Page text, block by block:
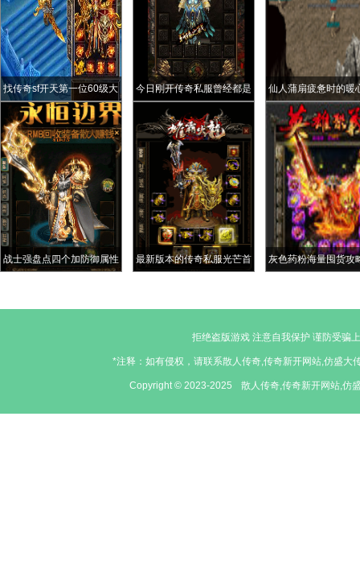
找传奇sf开天第一位60级大
战拥有三把服务器最强神兵
今日刚开传奇私服曾经都是
珍品系列
仙人蒲扇疲惫时的暖
战士强盘点四个加防御属性
最强
最新版本的传奇私服光芒首
是他的证婚人
灰色药粉海量囤货攻
拒绝盗版游戏 注意自我保护 谨防受骗
*注释：如有侵权，请联系散人传奇,传奇新开网站,仿盛
Copyright © 2023-2025 散人传奇,传奇新开网站,仿